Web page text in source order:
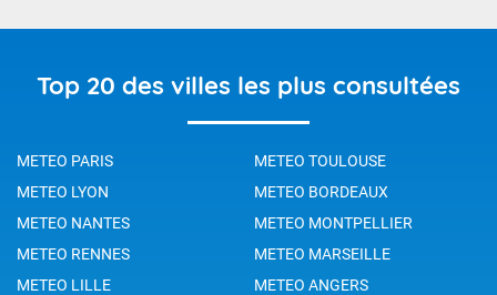
Top 20 des villes les plus consultées
METEO PARIS
METEO TOULOUSE
METEO LYON
METEO BORDEAUX
METEO NANTES
METEO MONTPELLIER
METEO RENNES
METEO MARSEILLE
METEO LILLE
METEO ANGERS